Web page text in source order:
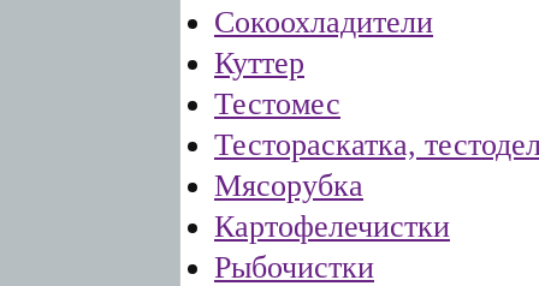
Сокоохладители
Куттер
Тестомес
Тестораскатка,
Мясорубка
Картофелечистки
Рыбочистки